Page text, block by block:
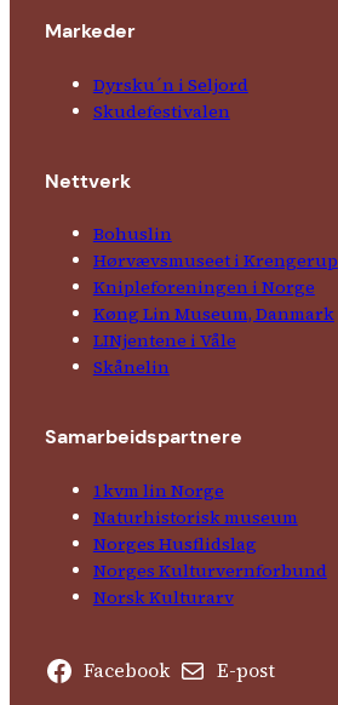
Markeder
Dyrsku´n i Seljord
Skude­fes­tivalen
Nettverk
Bohuslin
Hørvævs­museet i Krengerup
Kniple­foreningen i Norge
Køng Lin Museum, Danmark
LINjentene i Våle
Skånelin
Samarbeids­partnere
1kvm lin Norge
Natur­his­torisk­ museum
Norges Husflids­lag
Norges Kultur­vern­forbund
Norsk Kulturarv
Facebook E-post